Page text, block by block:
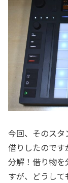
今回、そのス
借りしたのです
分解！借り物
すが、どうし